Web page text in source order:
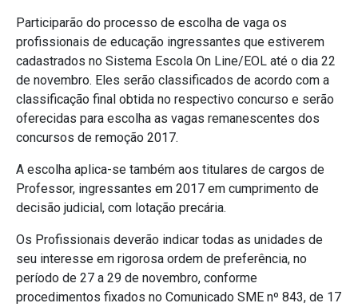
Participarão do processo de escolha de vaga os
profissionais de educação ingressantes que estiverem
cadastrados no Sistema Escola On Line/EOL até o dia 22
de novembro. Eles serão classificados de acordo com a
classificação final obtida no respectivo concurso e serão
oferecidas para escolha as vagas remanescentes dos
concursos de remoção 2017.
A escolha aplica-se também aos titulares de cargos de
Professor, ingressantes em 2017 em cumprimento de
decisão judicial, com lotação precária.
Os Profissionais deverão indicar todas as unidades de
seu interesse em rigorosa ordem de preferência, no
período de 27 a 29 de novembro, conforme
procedimentos fixados no Comunicado SME nº 843, de 17